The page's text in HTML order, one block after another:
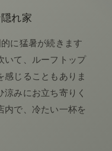
れ家
に猛暑が続きます
いて、ルーフトップ
じることもありま
みにお立ち寄りく
内で、冷たい一杯を